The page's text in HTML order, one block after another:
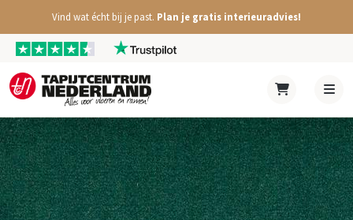
Vind wat écht bij je past. Plan je gratis interieuradvies!